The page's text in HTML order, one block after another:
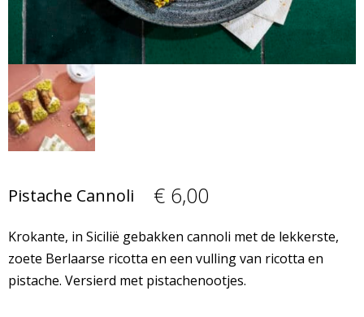
Pistache Cannoli € 6,00
Krokante, in Sicilië gebakken cannoli met de lekkerste,
zoete Berlaarse ricotta en een vulling van ricotta en
pistache. Versierd met pistachenootjes.